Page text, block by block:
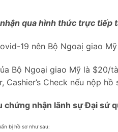
qua hình thức trực tiếp
19 nên Bộ Ngoaị giao
Bộ Ngoại giao Mỹ là $20/
Cashier’s Check nếu nộp
chứng nhận lãnh sự Đại sứ
bị hồ sơ như sau: